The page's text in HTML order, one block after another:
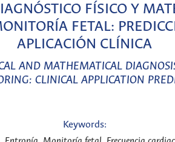
FÍSICO Y
FETAL:
APLICACIÓN CLÍNICA
AND MATHEMATICAL
CLINICAL APPLICATION
Keywords: